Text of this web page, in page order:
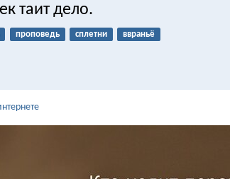
таит дело.
проповедь сплетни ввраньё